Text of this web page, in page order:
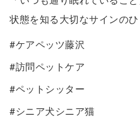
状態を知る大切なサインの
#ケアペッツ藤沢
#訪問ペットケア
#ペットシッター
#シニア犬シニア猫